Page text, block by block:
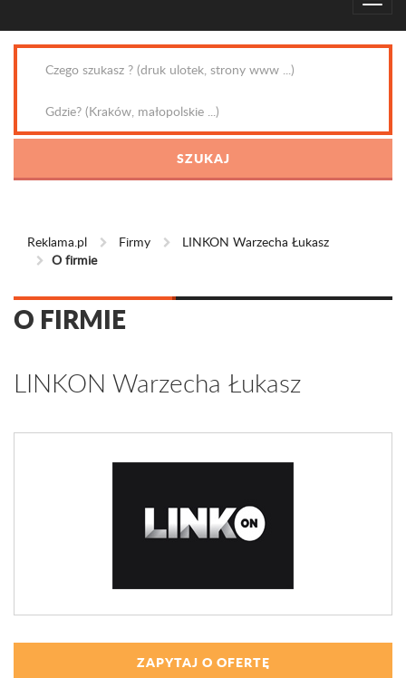
Reklama.pl Firmy
LINKON Warzecha Łukasz
O firmie
O FIRMIE
LINKON Warzecha Łukasz
ZAPYTAJ O OFERTĘ